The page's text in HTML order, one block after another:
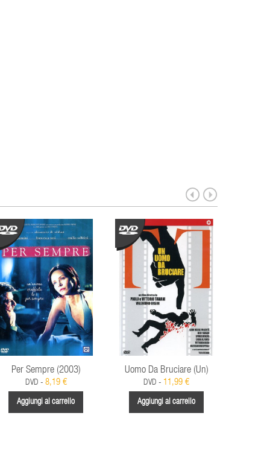
Per Sempre (2003)
DVD - 8,19 €
Aggiungi al carrello
Uomo Da Bruciare (Un)
DVD - 11,99 €
Aggiungi al carrello